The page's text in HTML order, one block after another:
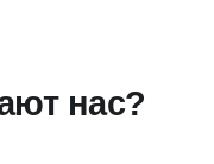
нас?